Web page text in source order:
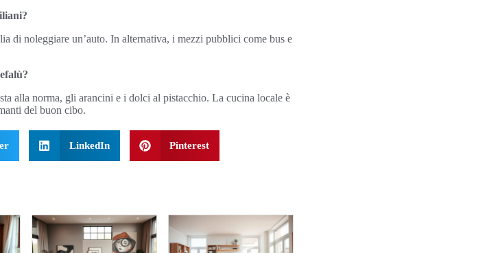
di noleggiare un’auto. In alternativa, i mezzi pubblici come bus e
alla norma, gli arancini e i dolci al pistacchio. La cucina locale è
del buon cibo.
LinkedIn Pinterest